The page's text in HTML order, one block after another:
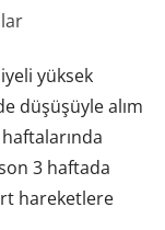
yüksek
düşüşüyle alım
haftalarında
3 haftada
hareketlere